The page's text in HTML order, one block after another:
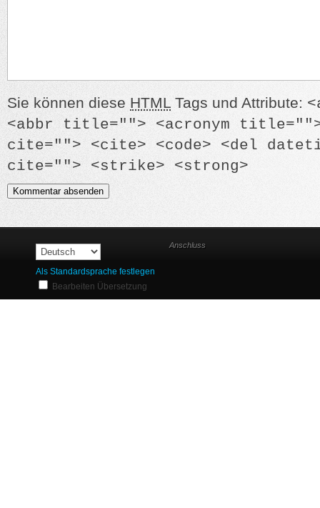
Sie können diese HTML Tags und Attribute:
<abbr title=""> <acronym title="">
cite=""> <cite> <code> <del
cite=""> <strike> <strong>
Als Standardsprache festlegen
Bearbeiten Übersetzung
Anschluss